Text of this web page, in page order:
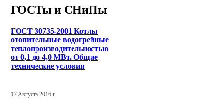
ГОСТы и СНиПы
ГОСТ 30735-2001 Котлы
отопительные водогрейные
теплопроизводительностью
от 0,1 до 4,0 МВт. Общие
технические условия
17 Августа 2016 г.